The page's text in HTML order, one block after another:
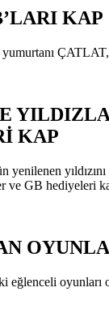
KAP
KAP
yenilenen
ve GB hediyeleri
eğlenceli oyunları